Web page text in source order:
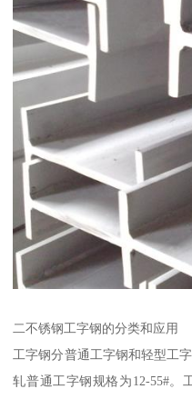
二不锈钢工字钢的分类和应用
工字钢分普通工字钢和轻型工
轧普通工字钢规格为12-55#。